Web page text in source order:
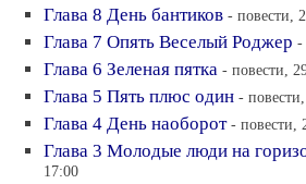
Глава 8 День бантиков - повести,
Глава 7 Опять Веселый Роджер -
Глава 6 Зеленая пятка - повести,
Глава 5 Пять плюс один -
Глава 4 День наоборот - повести,
Глава 3 Молодые люди на
17:00